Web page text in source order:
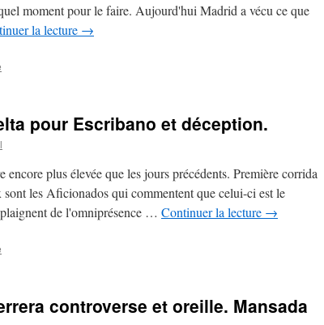
moment pour le faire. Aujourd'hui Madrid a vécu ce que
la lecture →
pour Escribano et déception.
plus élevée que les jours précédents. Première corrida
les Aficionados qui commentent que celui-ci est le
de l'omniprésence … Continuer la lecture →
controverse et oreille. Mansada